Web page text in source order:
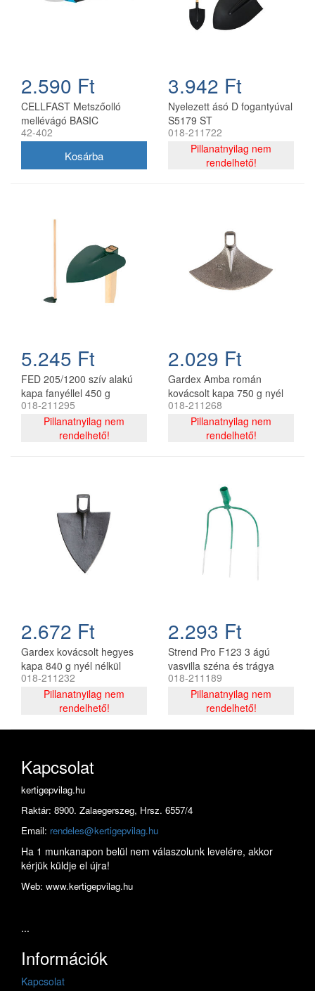
2.590 Ft
CELLFAST Metszőolló
mellévágó BASIC
42-402
3.942 Ft
Nyelezett ásó D fogantyúval
S5179 ST
018-211722
Pillanatnyilag nem
rendelhető!
5.245 Ft
FED 205/1200 szív alakú
kapa fanyéllel 450 g
018-211295
Pillanatnyilag nem
rendelhető!
2.029 Ft
Gardex Amba román
kovácsolt kapa 750 g nyél
nélkül
018-211268
Pillanatnyilag nem
rendelhető!
2.672 Ft
Gardex kovácsolt hegyes
kapa 840 g nyél nélkül
018-211232
Pillanatnyilag nem
rendelhető!
2.293 Ft
Strend Pro F123 3 ágú
vasvilla széna és trágya
mozgatásához, nyél nélkül
018-211189
Pillanatnyilag nem
rendelhető!
Kapcsolat
kertigepvilag.hu
Raktár: 8900. Zalaegerszeg, Hrsz. 6557/4
Email: rendeles@kertigepvilag.hu
Ha 1 munkanapon belül nem válaszolunk levelére, akkor
kérjük küldje el újra!
Web: www.kertigepvilag.hu
...
Információk
Kapcsolat